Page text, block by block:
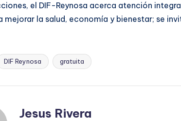
el DIF-Reynosa acerca atención
mejorar la salud, economía y bienestar; se
DIF Reynosa gratuita
Jesus Rivera